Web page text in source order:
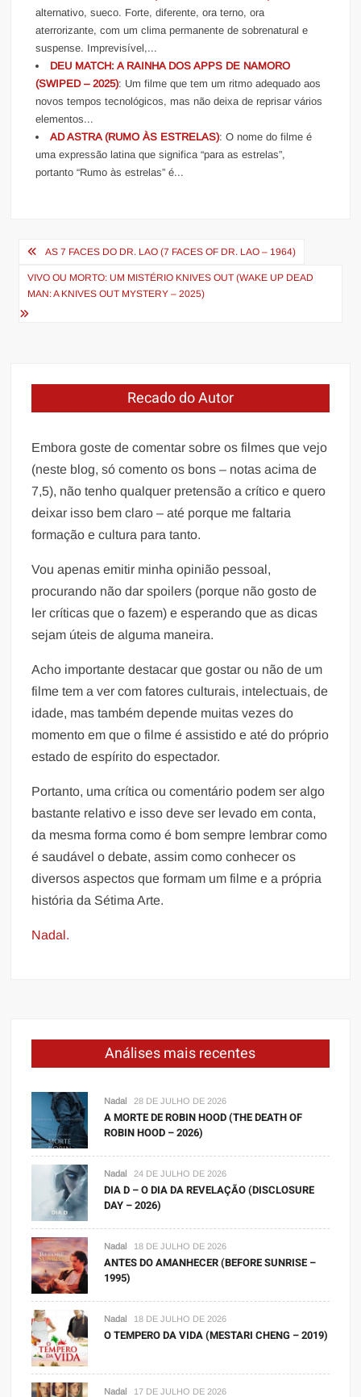
alternativo, sueco. Forte, diferente, ora terno, ora
aterrorizante, com um clima permanente de sobrenatural e
suspense. Imprevisível,...
DEU MATCH: A RAINHA DOS APPS DE NAMORO
(SWIPED – 2025): Um filme que tem um ritmo adequado aos
novos tempos tecnológicos, mas não deixa de reprisar vários
elementos...
AD ASTRA (RUMO ÀS ESTRELAS): O nome do filme é
uma expressão latina que significa “para as estrelas”,
portanto “Rumo às estrelas” é...
Navegação
de
Post
AS 7 FACES DO DR. LAO (7 FACES OF DR. LAO – 1964)
VIVO OU MORTO: UM MISTÉRIO KNIVES OUT (WAKE UP DEAD
MAN: A KNIVES OUT MYSTERY – 2025)
Recado do Autor
Embora goste de comentar sobre os filmes que vejo
(neste blog, só comento os bons – notas acima de
7,5), não tenho qualquer pretensão a crítico e quero
deixar isso bem claro – até porque me faltaria
formação e cultura para tanto.
Vou apenas emitir minha opinião pessoal,
procurando não dar spoilers (porque não gosto de
ler críticas que o fazem) e esperando que as dicas
sejam úteis de alguma maneira.
Acho importante destacar que gostar ou não de um
filme tem a ver com fatores culturais, intelectuais, de
idade, mas também depende muitas vezes do
momento em que o filme é assistido e até do próprio
estado de espírito do espectador.
Portanto, uma crítica ou comentário podem ser algo
bastante relativo e isso deve ser levado em conta,
da mesma forma como é bom sempre lembrar como
é saudável o debate, assim como conhecer os
diversos aspectos que formam um filme e a própria
história da Sétima Arte.
Nadal.
Análises mais recentes
Nadal 28 DE JULHO DE 2026
A MORTE DE ROBIN HOOD (THE DEATH OF
ROBIN HOOD – 2026)
Nadal 24 DE JULHO DE 2026
DIA D – O DIA DA REVELAÇÃO (DISCLOSURE
DAY – 2026)
Nadal 18 DE JULHO DE 2026
ANTES DO AMANHECER (BEFORE SUNRISE –
1995)
Nadal 18 DE JULHO DE 2026
O TEMPERO DA VIDA (MESTARI CHENG – 2019)
Nadal 17 DE JULHO DE 2026